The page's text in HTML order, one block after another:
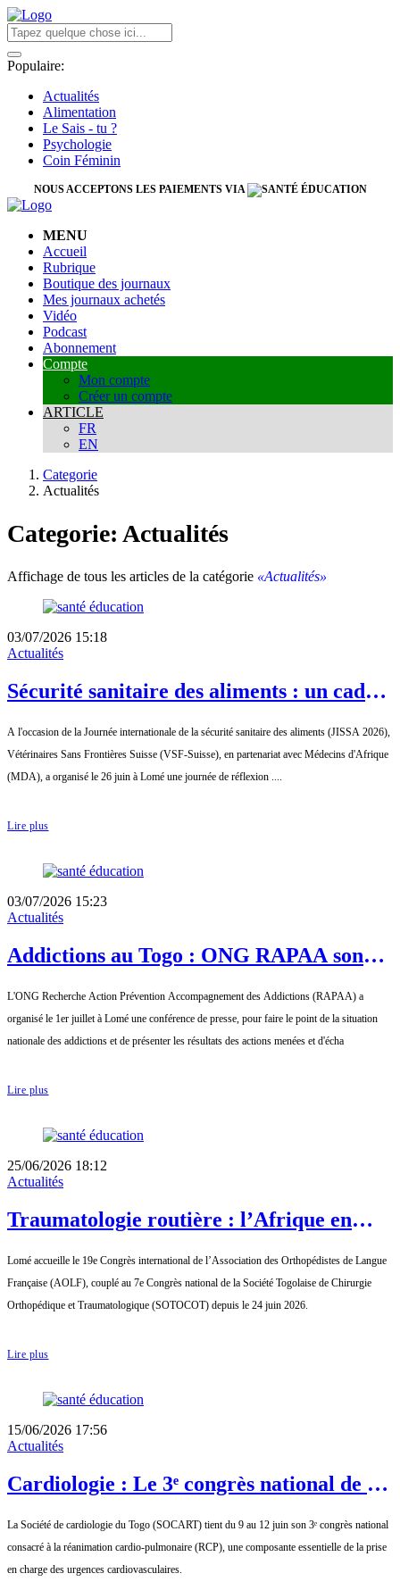
Populaire:
Actualités
Alimentation
Le Sais - tu ?
Psychologie
Coin Féminin
NOUS ACCEPTONS LES PAIEMENTS VIA
MENU
Accueil
Rubrique
Boutique des journaux
Mes journaux achetés
Vidéo
Podcast
Abonnement
Compte
Mon compte
Créer un compte
ARTICLE
FR
EN
Categorie
Actualités
Categorie: Actualités
Affichage de tous les articles de la catégorie «Actualités»
03/07/2026 15:18
Actualités
Sécurité sanitaire des aliments : un cadre
restauration informelle au Togo
A l'occasion de la Journée internationale de la sécurité sanitaire des aliments (JISSA 2026),
Vétérinaires Sans Frontières Suisse (VSF-Suisse), en partenariat avec Médecins d'Afrique
(MDA), a organisé le 26 juin à Lomé une journée de réflexion ....
Lire plus
03/07/2026 15:23
Actualités
Addictions au Togo : ONG RAPAA sonne
L'ONG Recherche Action Prévention Accompagnement des Addictions (RAPAA) a
organisé le 1er juillet à Lomé une conférence de presse, pour faire le point de la situation
nationale des addictions et de présenter les résultats des actions menées et d'écha
Lire plus
25/06/2026 18:12
Actualités
Traumatologie routière : l’Afrique en
Lomé accueille le 19e Congrès international de l’Association des Orthopédistes de Langue
Française (AOLF), couplé au 7e Congrès national de la Société Togolaise de Chirurgie
Orthopédique et Traumatologique (SOTOCOT) depuis le 24 juin 2026.
Lire plus
15/06/2026 17:56
Actualités
Cardiologie : Le 3ᵉ congrès national de la
professionnels de santé en réanimation
cardio-pulmonaire
La Société de cardiologie du Togo (SOCART) tient du 9 au 12 juin son 3ᵉ congrès national
consacré à la réanimation cardio-pulmonaire (RCP), une composante essentielle de la prise
en charge des urgences cardiovasculaires.